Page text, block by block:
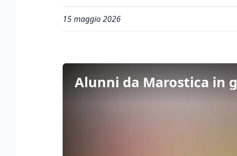
15 maggio 2026
Alunni da Marostica in